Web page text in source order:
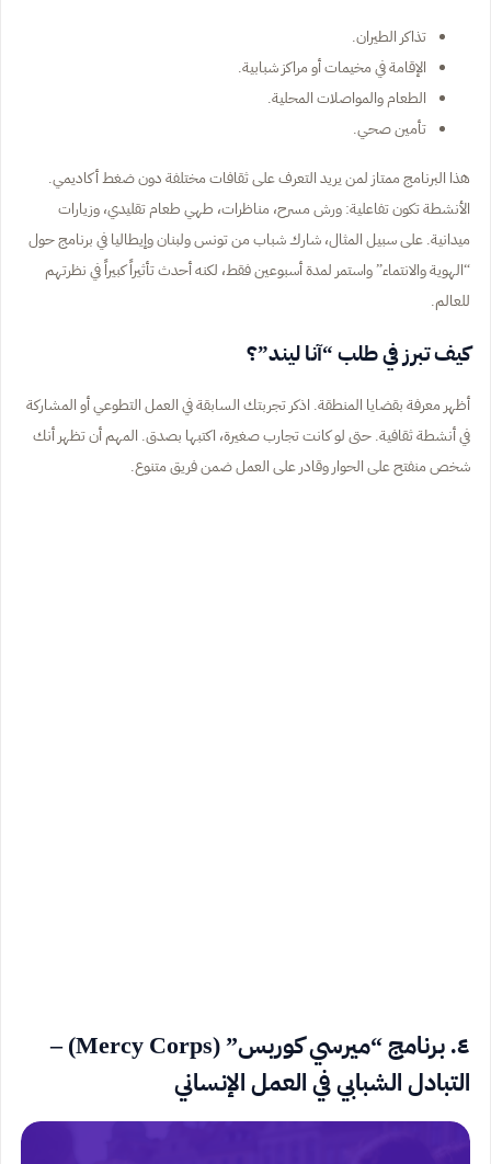
تذاكر الطيران.
الإقامة في مخيمات أو مراكز شبابية.
الطعام والمواصلات المحلية.
تأمين صحي.
هذا البرنامج ممتاز لمن يريد التعرف على ثقافات مختلفة دون ضغط أكاديمي.
الأنشطة تكون تفاعلية: ورش مسرح، مناظرات، طهي طعام تقليدي، وزيارات
ميدانية. على سبيل المثال، شارك شباب من تونس ولبنان وإيطاليا في برنامج حول
“الهوية والانتماء” واستمر لمدة أسبوعين فقط، لكنه أحدث تأثيراً كبيراً في نظرتهم
للعالم.
كيف تبرز في طلب “آنا ليند”؟
أظهر معرفة بقضايا المنطقة. اذكر تجربتك السابقة في العمل التطوعي أو المشاركة
في أنشطة ثقافية. حتى لو كانت تجارب صغيرة، اكتبها بصدق. المهم أن تظهر أنك
شخص منفتح على الحوار وقادر على العمل ضمن فريق متنوع.
٤. برنامج “ميرسي كوربس” (Mercy Corps) –
التبادل الشبابي في العمل الإنساني